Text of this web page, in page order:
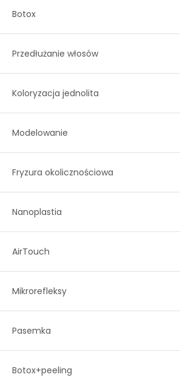
Botox
Przedłużanie włosów
Koloryzacja jednolita
Modelowanie
Fryzura okolicznościowa
Nanoplastia
AirTouch
Mikrorefleksy
Pasemka
Botox+peeling